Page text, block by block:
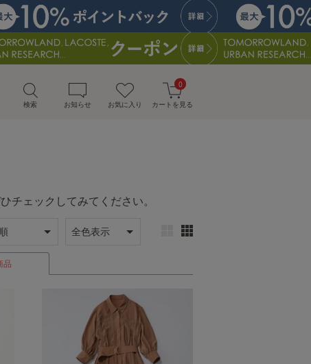
検索 お知らせ お気に入り カートを見る
0
チェックしてみてください。
品